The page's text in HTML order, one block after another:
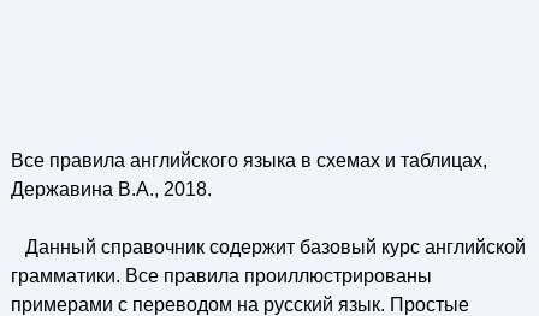
Все правила английского языка в схемах и таблицах,
Державина В.А., 2018.
Данный справочник содержит базовый курс английской
грамматики. Все правила проиллюстрированы
примерами с переводом на русский язык. Простые